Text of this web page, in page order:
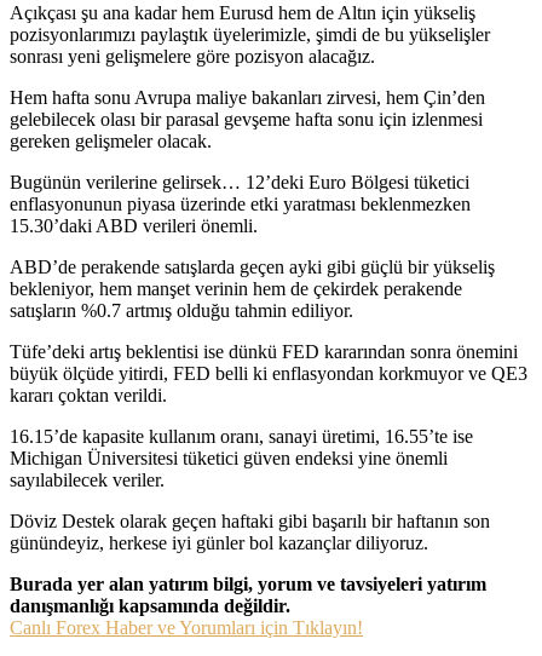
Açıkçası şu ana kadar hem Eurusd hem de Altın için yükseliş
pozisyonlarımızı paylaştık üyelerimizle, şimdi de bu yükselişler
sonrası yeni gelişmelere göre pozisyon alacağız.
Hem hafta sonu Avrupa maliye bakanları zirvesi, hem Çin’den
gelebilecek olası bir parasal gevşeme hafta sonu için izlenmesi
gereken gelişmeler olacak.
Bugünün verilerine gelirsek… 12’deki Euro Bölgesi tüketici
enflasyonunun piyasa üzerinde etki yaratması beklenmezken
15.30’daki ABD verileri önemli.
ABD’de perakende satışlarda geçen ayki gibi güçlü bir yükseliş
bekleniyor, hem manşet verinin hem de çekirdek perakende
satışların %0.7 artmış olduğu tahmin ediliyor.
Tüfe’deki artış beklentisi ise dünkü FED kararından sonra önemini
büyük ölçüde yitirdi, FED belli ki enflasyondan korkmuyor ve QE3
kararı çoktan verildi.
16.15’de kapasite kullanım oranı, sanayi üretimi, 16.55’te ise
Michigan Üniversitesi tüketici güven endeksi yine önemli
sayılabilecek veriler.
Döviz Destek olarak geçen haftaki gibi başarılı bir haftanın son
günündeyiz, herkese iyi günler bol kazançlar diliyoruz.
Burada yer alan yatırım bilgi, yorum ve tavsiyeleri yatırım
danışmanlığı kapsamında değildir.
Canlı Forex Haber ve Yorumları için Tıklayın!